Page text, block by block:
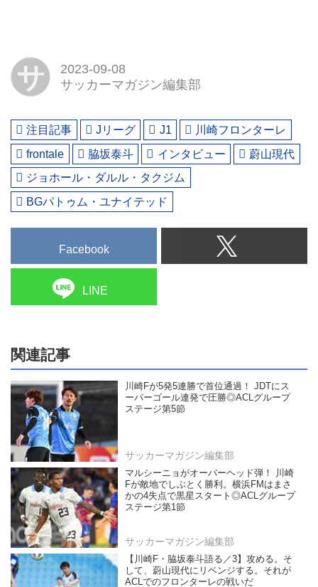
サ
2023-09-08
サッカーマガジン編集部
注目記事 Jリーグ J1
川崎フロンターレ
frontale
脇坂泰斗 インタビュー
蔚山現代
ジョホール・ダルル・タクジム
BGパトゥム・ユナイテッド
Facebook
LINE
関連記事
川崎Fが5発5連勝で首位通過！ JDTにス
ーパーゴール連発で圧勝◎ACLグループ
ステージ第5節
サッカーマガジン編集部
マルシーニョがオーバーヘッド弾！ 川崎
Fが敵地でしぶとく勝利。横浜FMはまさ
かの4失点で黒星スタート◎ACLグループ
ステージ第1節
サッカーマガジン編集部
【川崎F・脇坂泰斗語る／3】攻める。そ
して、蔚山現代にリベンジする。それが
ACLでのフロンターレの戦いだ